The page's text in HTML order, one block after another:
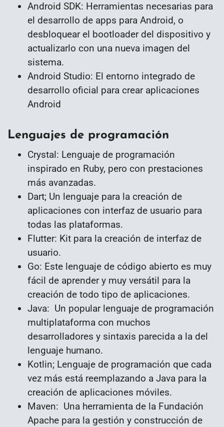
Android SDK: Herramientas necesarias para
el desarrollo de apps para Android, o
desbloquear el bootloader del dispositivo y
actualizarlo con una nueva imagen del
sistema.
Android Studio: El entorno integrado de
desarrollo oficial para crear aplicaciones
Android
Lenguajes de programación
Crystal: Lenguaje de programación
inspirado en Ruby, pero con prestaciones
más avanzadas.
Dart; Un lenguaje para la creación de
aplicaciones con interfaz de usuario para
todas las plataformas.
Flutter: Kit para la creación de interfaz de
usuario.
Go: Este lenguaje de código abierto es muy
fácil de aprender y muy versátil para la
creación de todo tipo de aplicaciones.
Java: Un popular lenguaje de programación
multiplataforma con muchos
desarrolladores y sintaxis parecida a la del
lenguaje humano.
Kotlin; Lenguaje de programación que cada
vez más está reemplazando a Java para la
creación de aplicaciones móviles.
Maven: Una herramienta de la Fundación
Apache para la gestión y construcción de